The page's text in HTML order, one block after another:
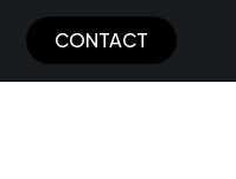
CONTACT